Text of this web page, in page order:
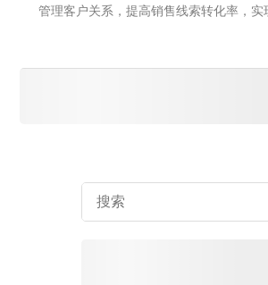
管理客户关系，提高销售线索转化率，实